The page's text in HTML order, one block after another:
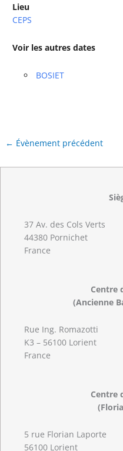
Lieu
CEPS
Voir les autres dates
BOSIET
← Évènement précédent
37 Av. des Cols Verts
44380 Pornichet
France
Centre
(Ancienne
Rue Ing. Romazotti
K3 – 56100 Lorient
France
Centre
5 rue Florian Laporte
56100 Lorient